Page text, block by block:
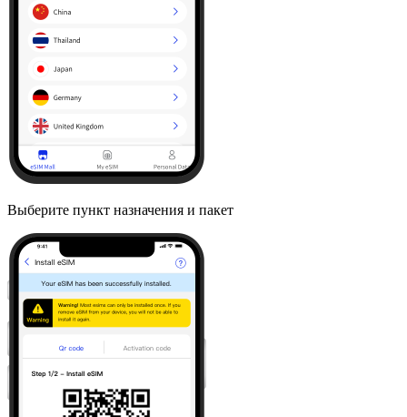
Выберите пункт назначения и пакет